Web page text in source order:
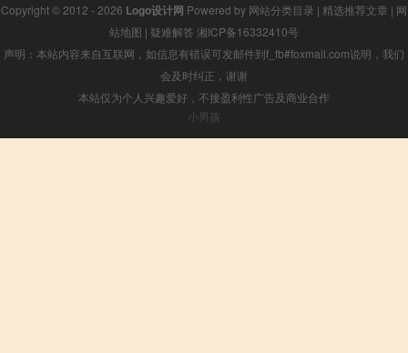
Copyright © 2012 - 2026 Logo设计网 Powered by 网站分类目录 | 精选推荐文章 | 网
站地图 | 疑难解答 湘ICP备16332410号
声明：本站内容来自互联网，如信息有错误可发邮件到f_fb#foxmail.com说明，我们
会及时纠正，谢谢
本站仅为个人兴趣爱好，不接盈利性广告及商业合作
小男孩